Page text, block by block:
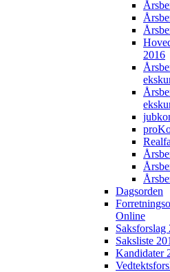
2016
Dagsorden
Online
Saksforslag
Saksliste
Kandidater